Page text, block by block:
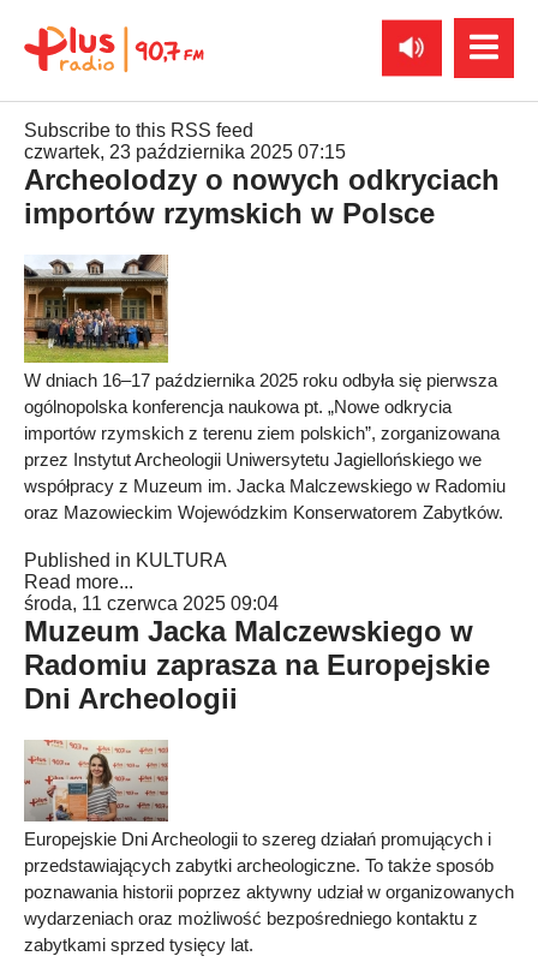
Subscribe to this RSS feed
czwartek, 23 października 2025 07:15
Archeolodzy o nowych odkryciach
importów rzymskich w Polsce
W dniach 16–17 października 2025 roku odbyła się pierwsza
ogólnopolska konferencja naukowa pt. „Nowe odkrycia
importów rzymskich z terenu ziem polskich”, zorganizowana
przez Instytut Archeologii Uniwersytetu Jagiellońskiego we
współpracy z Muzeum im. Jacka Malczewskiego w Radomiu
oraz Mazowieckim Wojewódzkim Konserwatorem Zabytków.
Published in KULTURA
Read more...
środa, 11 czerwca 2025 09:04
Muzeum Jacka Malczewskiego w
Radomiu zaprasza na Europejskie
Dni Archeologii
Europejskie Dni Archeologii to szereg działań promujących i
przedstawiających zabytki archeologiczne. To także sposób
poznawania historii poprzez aktywny udział w organizowanych
wydarzeniach oraz możliwość bezpośredniego kontaktu z
zabytkami sprzed tysięcy lat.